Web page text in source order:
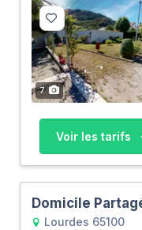
7
Voir les tarifs
Domicile
Lourdes 65100